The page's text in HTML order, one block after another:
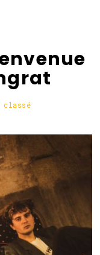
classé